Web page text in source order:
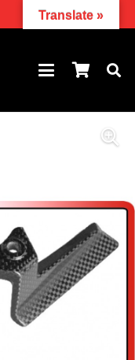
Translate »